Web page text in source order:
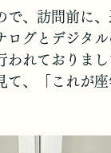
で、訪問前に
ログとデジタル
れておりまし
て、「これが